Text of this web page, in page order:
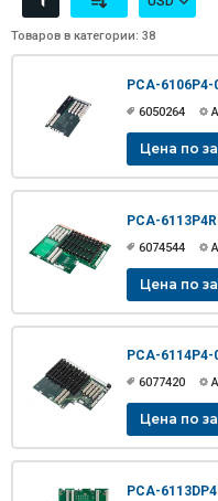
Товаров в категории: 38
PCA-6106P4-
6050264
Цена по
PCA-
6074544
Цена по
PCA-6114P4-
6077420
Цена по
PCA-